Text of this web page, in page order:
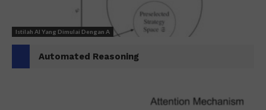
Istilah AI Yang Dimulai Dengan A
Automated Reasoning